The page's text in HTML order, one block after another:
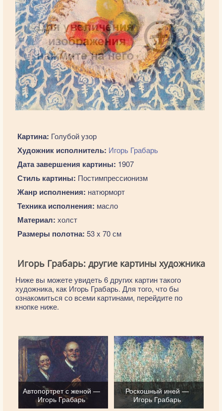
Картина: Голубой узор
Художник исполнитель: Игорь Грабарь
Дата завершения картины: 1907
Стиль картины: Постимпрессионизм
Жанр исполнения: натюрморт
Техника исполнения: масло
Материал: холст
Размеры полотна: 53 x 70 см
Игорь Грабарь: другие картины художника
Ниже вы можете увидеть 6 других картин такого
художника, как Игорь Грабарь. Для того, что бы
ознакомиться со всеми картинами, перейдите по
кнопке ниже.
Автопортрет с женой —
Игорь Грабарь
Роскошный иней —
Игорь Грабарь